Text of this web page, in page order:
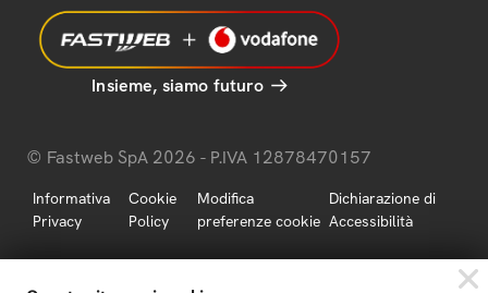
Insieme, siamo futuro
© Fastweb SpA 2026 - P.IVA 12878470157
Informativa
Privacy
Cookie
Policy
Modifica
preferenze cookie
Dichiarazione di
Accessibilità